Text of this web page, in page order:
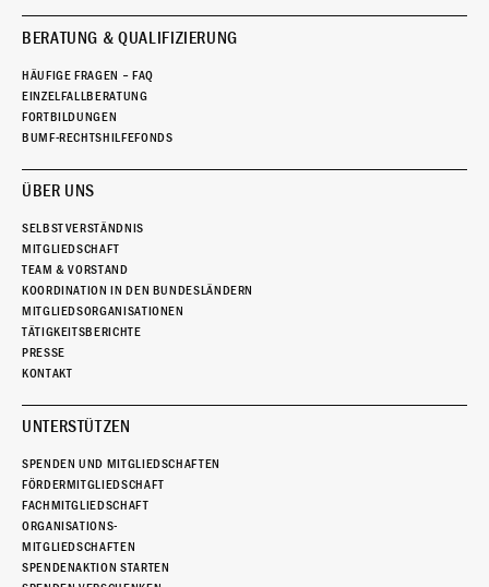
BERATUNG & QUALIFIZIERUNG
HÄUFIGE FRAGEN – FAQ
EINZELFALLBERATUNG
FORTBILDUNGEN
BUMF-RECHTSHILFEFONDS
ÜBER UNS
SELBSTVERSTÄNDNIS
MITGLIEDSCHAFT
TEAM & VORSTAND
KOORDINATION IN DEN BUNDESLÄNDERN
MITGLIEDSORGANISATIONEN
TÄTIGKEITSBERICHTE
PRESSE
KONTAKT
UNTERSTÜTZEN
SPENDEN UND MITGLIEDSCHAFTEN
FÖRDERMITGLIEDSCHAFT
FACHMITGLIEDSCHAFT
ORGANISATIONS-
MITGLIEDSCHAFTEN
SPENDENAKTION STARTEN